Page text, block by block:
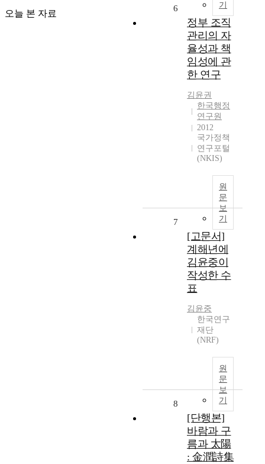
오늘 본 자료
기
6
정부 조직
관리의 자
율성과 책
임성에 관
한 연구
김윤권
한국행정
연구원
2012
국가정책
연구포털
(NKIS)
원
문
보
기
7
[고문서]
계해년에
김윤중이
작성한 수
표
김윤중
한국연구
재단
(NRF)
원
문
보
기
8
[단행본]
바람과 구
름과 太陽
: 金潤詩集